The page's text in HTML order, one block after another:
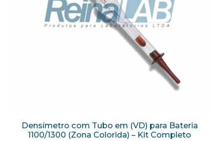
Densímetro com Tubo em (VD) para Bateria
1100/1300 (Zona Colorida) – Kit Completo